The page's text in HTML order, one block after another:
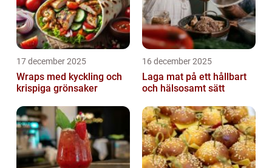
17 december 2025
Wraps med kyckling och
krispiga grönsaker
16 december 2025
Laga mat på ett hållbart
och hälsosamt sätt